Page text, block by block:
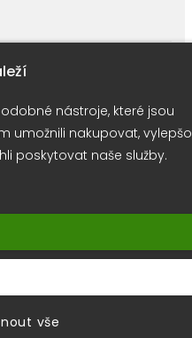
Marketing
nástroje, které jsou
umožnili nakupovat,
poskytovat naše služby.
vše